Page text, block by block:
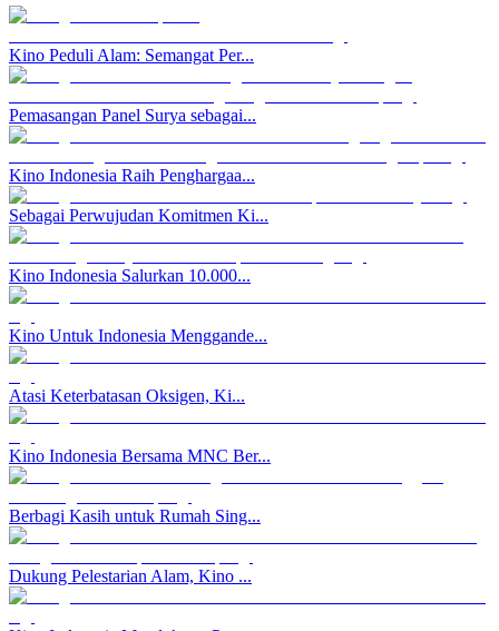
Kino Peduli Alam: Semangat Per...
Pemasangan Panel Surya sebagai...
Kino Indonesia Raih Penghargaa...
Sebagai Perwujudan Komitmen Ki...
Kino Indonesia Salurkan 10.000...
Kino Untuk Indonesia Menggande...
Atasi Keterbatasan Oksigen, Ki...
Kino Indonesia Bersama MNC Ber...
Berbagi Kasih untuk Rumah Sing...
Dukung Pelestarian Alam, Kino ...